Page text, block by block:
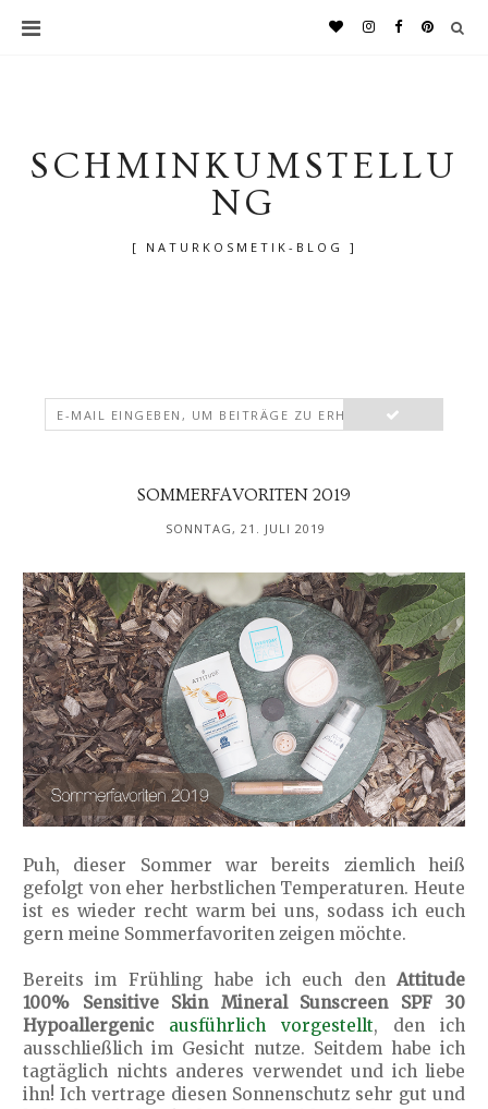
SCHMINKUMSTELLU
NG
[ NATURKOSMETIK-BLOG ]
SOMMERFAVORITEN 2019
SONNTAG, 21. JULI 2019
Puh, dieser Sommer war bereits ziemlich heiß
gefolgt von eher herbstlichen Temperaturen. Heute
ist es wieder recht warm bei uns, sodass ich euch
gern meine Sommerfavoriten zeigen möchte.
Bereits im Frühling habe ich euch den Attitude
100% Sensitive Skin Mineral Sunscreen SPF 30
Hypoallergenic
ausführlich vorgestellt, den ich
ausschließlich im Gesicht nutze. Seitdem habe ich
tagtäglich nichts anderes verwendet und ich liebe
ihn! Ich vertrage diesen Sonnenschutz sehr gut und